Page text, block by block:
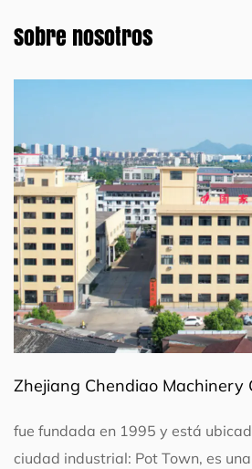
Sobre nosotros
Zhejiang Chendiao Machinery
fue fundada en 1995 y está
ciudad industrial: Pot Town, es